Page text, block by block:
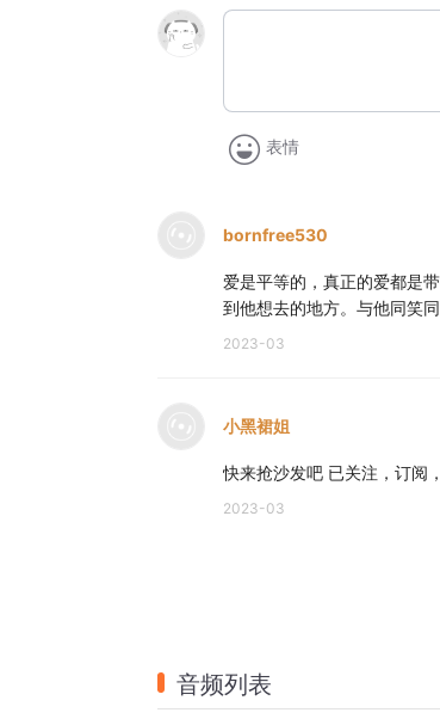
表情
bornfree530
爱是平等的，真正的爱都是
到他想去的地方。与他同笑
2023-03
小黑裙姐
快来抢沙发吧 已关注，订阅
2023-03
音频列表